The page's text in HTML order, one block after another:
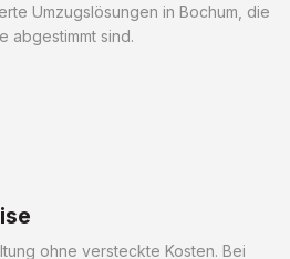
Umzugslösungen in Bochum, die
abgestimmt sind.
ohne versteckte Kosten. Bei